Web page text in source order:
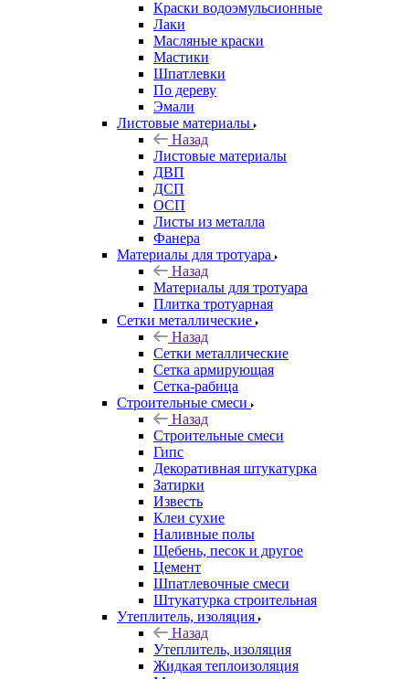
Краски водоэмульсионные
Лаки
Масляные краски
Мастики
Шпатлевки
По дереву
Эмали
Листовые материалы
Назад
Листовые материалы
ДВП
ДСП
ОСП
Листы из металла
Фанера
Материалы для тротуара
Назад
Материалы для тротуара
Плитка тротуарная
Сетки металлические
Назад
Сетки металлические
Сетка армирующая
Сетка-рабица
Строительные смеси
Назад
Строительные смеси
Гипс
Декоративная штукатурка
Затирки
Известь
Клеи сухие
Наливные полы
Щебень, песок и другое
Цемент
Шпатлевочные смеси
Штукатурка строительная
Утеплитель, изоляция
Назад
Утеплитель, изоляция
Жидкая теплоизоляция